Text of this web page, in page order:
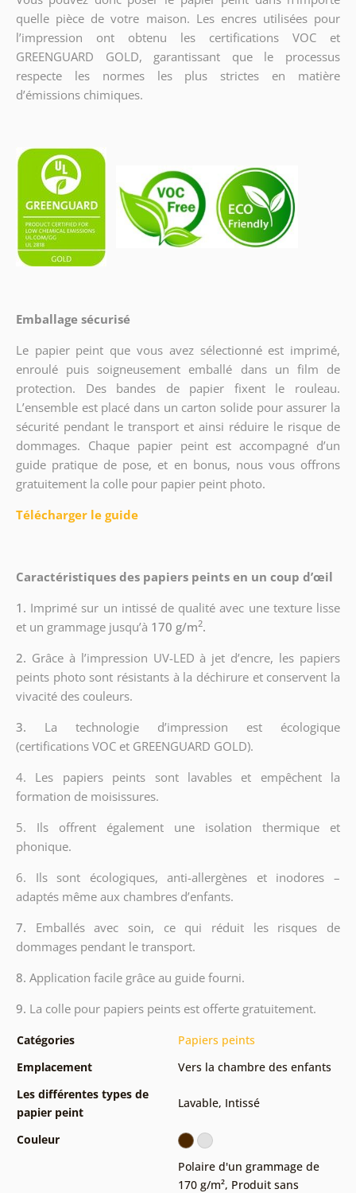
quelle pièce de votre maison. Les encres utilisées pour
l’impression ont obtenu les certifications VOC et
GREENGUARD GOLD, garantissant que le processus
respecte les normes les plus strictes en matière
d’émissions chimiques.
Emballage sécurisé
Le papier peint que vous avez sélectionné est imprimé,
enroulé puis soigneusement emballé dans un film de
protection. Des bandes de papier fixent le rouleau.
L’ensemble est placé dans un carton solide pour assurer la
sécurité pendant le transport et ainsi réduire le risque de
dommages. Chaque papier peint est accompagné d’un
guide pratique de pose, et en bonus, nous vous offrons
gratuitement la colle pour papier peint photo.
Télécharger le guide
Caractéristiques des papiers peints en un coup d’œil
1. Imprimé sur un intissé de qualité avec une texture lisse
et un grammage jusqu’à 170 g/m2.
2. Grâce à l’impression UV-LED à jet d’encre, les papiers
peints photo sont résistants à la déchirure et conservent la
vivacité des couleurs.
3. La technologie d’impression est écologique
(certifications VOC et GREENGUARD GOLD).
4. Les papiers peints sont lavables et empêchent la
formation de moisissures.
5. Ils offrent également une isolation thermique et
phonique.
6. Ils sont écologiques, anti-allergènes et inodores –
adaptés même aux chambres d’enfants.
7. Emballés avec soin, ce qui réduit les risques de
dommages pendant le transport.
8. Application facile grâce au guide fourni.
9. La colle pour papiers peints est offerte gratuitement.
Catégories
Papiers peints
Emplacement
Vers la chambre des enfants
Les différentes types de
papier peint
Lavable, Intissé
Couleur
Polaire d'un grammage de
170 g/m², Produit sans